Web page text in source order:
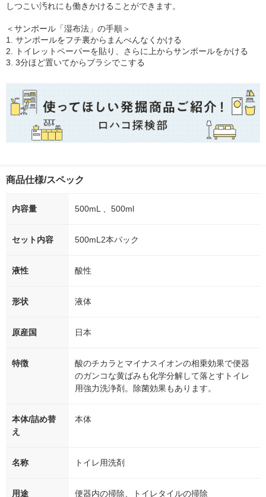
しつこい汚れにも働きかけることができます。
＜サンポール「湿布法」の手順＞
1. サンポールをフチ裏からまんべんなくかける
2. トイレットペーパーを貼り、さらに上からサンポールをかける
3. 3分ほど置いてからブラシでこする
商品仕様/スペック
内容量 500mL 、500ml
セット内容 500mL2本パック
液性 酸性
形状 液体
原産国 日本
特徴
酸のチカラとマイナスイオンの相乗効果で便器
のガンコな黄ばみも化学分解して落とすトイレ
用強力洗浄剤。除菌効果もあります。
本体/詰め替
え
本体
名称 トイレ用洗剤
用途 便器内の掃除、トイレタイルの掃除